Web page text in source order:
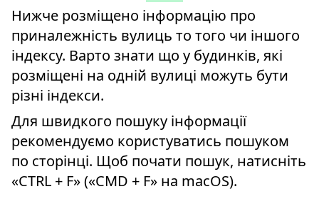
Нижче розміщено інформацію про
приналежність вулиць то того чи іншого
індексу. Варто знати що у будинків, які
розміщені на одній вулиці можуть бути
різні індекси.
Для швидкого пошуку інформації
рекомендуємо користуватись пошуком
по сторінці. Щоб почати пошук, натисніть
«CTRL + F» («CMD + F» на macOS).